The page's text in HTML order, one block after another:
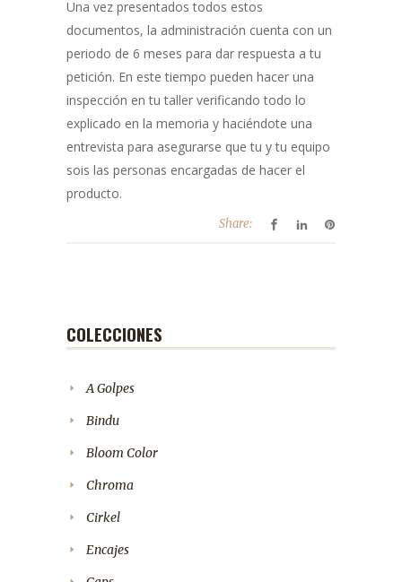
Una vez presentados todos estos
documentos, la administración cuenta con un
periodo de 6 meses para dar respuesta a tu
petición. En este tiempo pueden hacer una
inspección en tu taller verificando todo lo
explicado en la memoria y haciéndote una
entrevista para asegurarse que tu y tu equipo
sois las personas encargadas de hacer el
producto.
Share:
COLECCIONES
A Golpes
Bindu
Bloom Color
Chroma
Cirkel
Encajes